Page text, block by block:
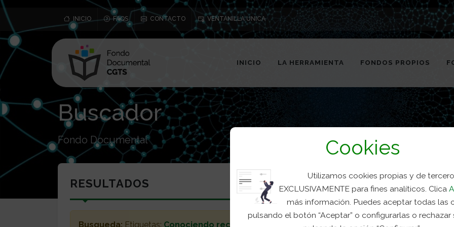
Cookies
Utilizamos cookies propias y de
EXCLUSIVAMENTE para fines analíticos. Clica
más información. Puedes aceptar todas las
pulsando el botón “Aceptar” o configurarlas o rechazar
INICIO FAQS CONTACTO VENTANILLA UNICA
INICIO LA HERRAMIENTA FONDOS PROPIOS
Buscador
Fondo Documental
RESULTADOS
Busqueda: Etiquetas: Conociendo recursos